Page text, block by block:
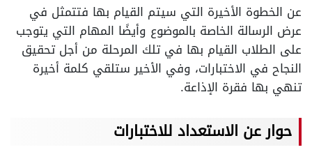
عن الخطوة الأخيرة التي سيتم القيام بها فتتمثل في
عرض الرسالة الخاصة بالموضوع وأيضًا المهام التي يتوجب
على الطلاب القيام بها في تلك المرحلة من أجل تحقيق
النجاح في الاختبارات، وفي الأخير ستلقي كلمة أخيرة
تنهي بها فقرة الإذاعة.
حوار عن الاستعداد للاختبارات